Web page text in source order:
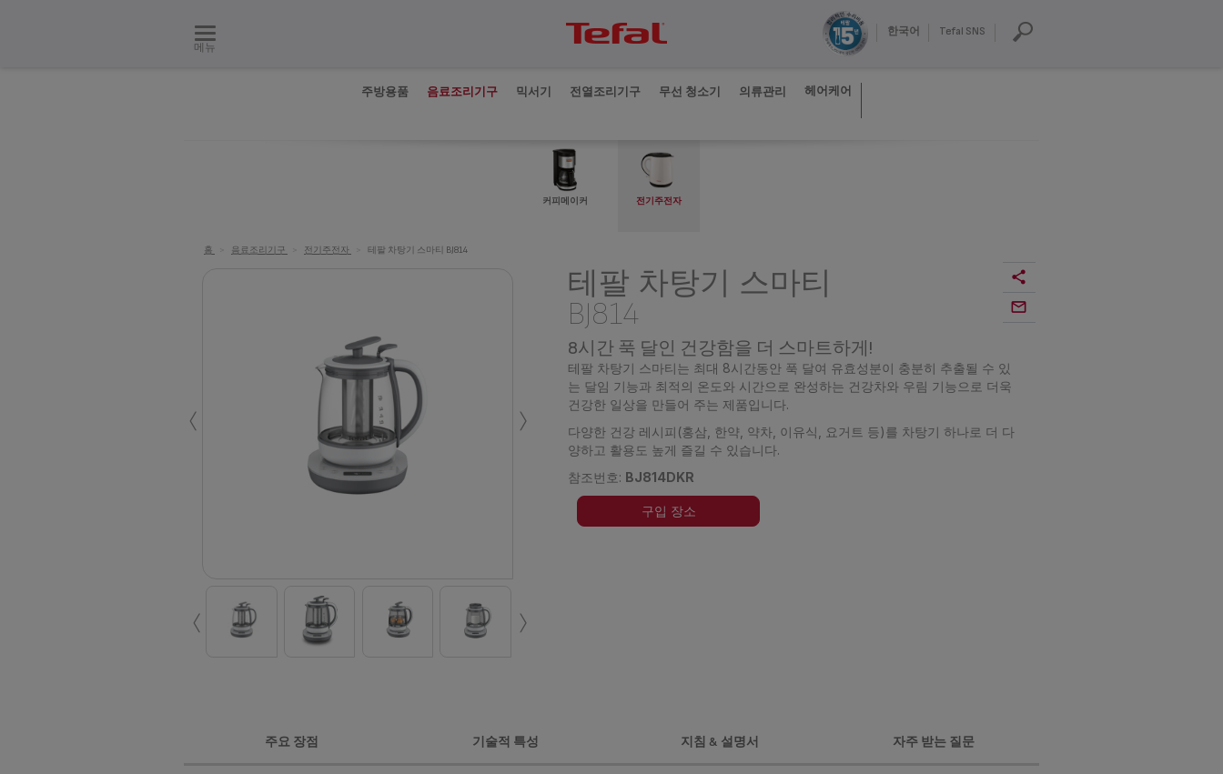
메뉴
한국어 Tefal SNS
주방용품 음료조리기구 믹서기 전열조리기구 무선 청소기 의류관리 헤어케어
커피메이커 전기주전자
홈 음료조리기구 전기주전자 테팔 차탕기 스마티 BJ814
‹ ›
‹ ›
테팔 차탕기 스마티
BJ814
8시간 푹 달인 건강함을 더 스마트하게!
테팔 차탕기 스마티는 최대 8시간동안 푹 달여 유효성분이 충분히 추출될 수 있
는 달임 기능과 최적의 온도와 시간으로 완성하는 건강차와 우림 기능으로 더욱
건강한 일상을 만들어 주는 제품입니다.
다양한 건강 레시피(홍삼, 한약, 약차, 이유식, 요거트 등)를 차탕기 하나로 더 다
양하고 활용도 높게 즐길 수 있습니다.
참조번호: BJ814DKR
구입 장소
주요 장점 기술적 특성 지침 & 설명서 자주 받는 질문